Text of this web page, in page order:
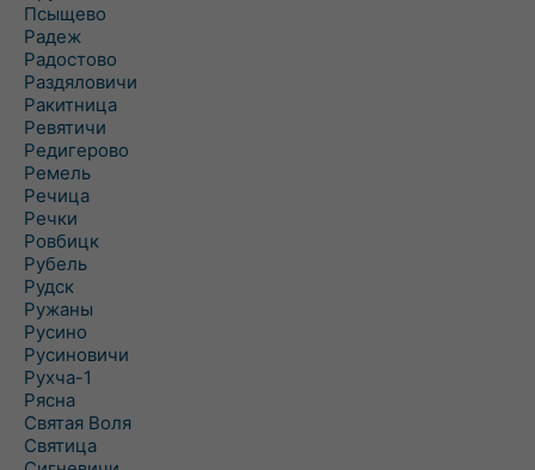
Псыщево
Радеж
Радостово
Раздяловичи
Ракитница
Ревятичи
Редигерово
Ремель
Речица
Речки
Ровбицк
Рубель
Рудск
Ружаны
Русино
Русиновичи
Рухча-1
Рясна
Святая Воля
Святица